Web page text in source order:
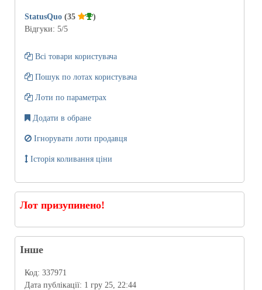
StatusQuo (35
)
Відгуки: 5/5
Всі товари користувача
Пошук по лотах користувача
Лоти по параметрах
Додати в обране
Ігнорувати лоти продавця
Історія коливання ціни
Лот призупинено!
Інше
Код: 337971
Дата публікації: 1 гру 25, 22:44